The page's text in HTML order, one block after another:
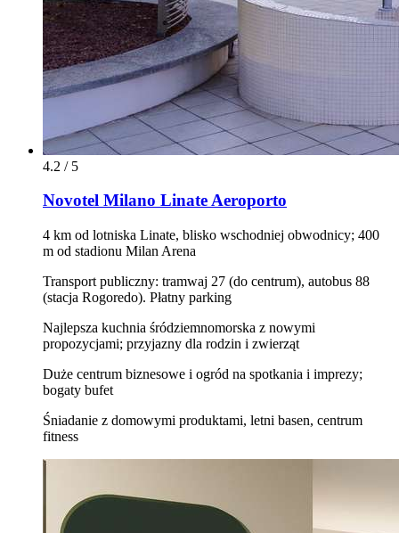
4.2 / 5
Novotel Milano Linate Aeroporto
4 km od lotniska Linate, blisko wschodniej obwodnicy; 400
m od stadionu Milan Arena
Transport publiczny: tramwaj 27 (do centrum), autobus 88
(stacja Rogoredo). Płatny parking
Najlepsza kuchnia śródziemnomorska z nowymi
propozycjami; przyjazny dla rodzin i zwierząt
Duże centrum biznesowe i ogród na spotkania i imprezy;
bogaty bufet
Śniadanie z domowymi produktami, letni basen, centrum
fitness